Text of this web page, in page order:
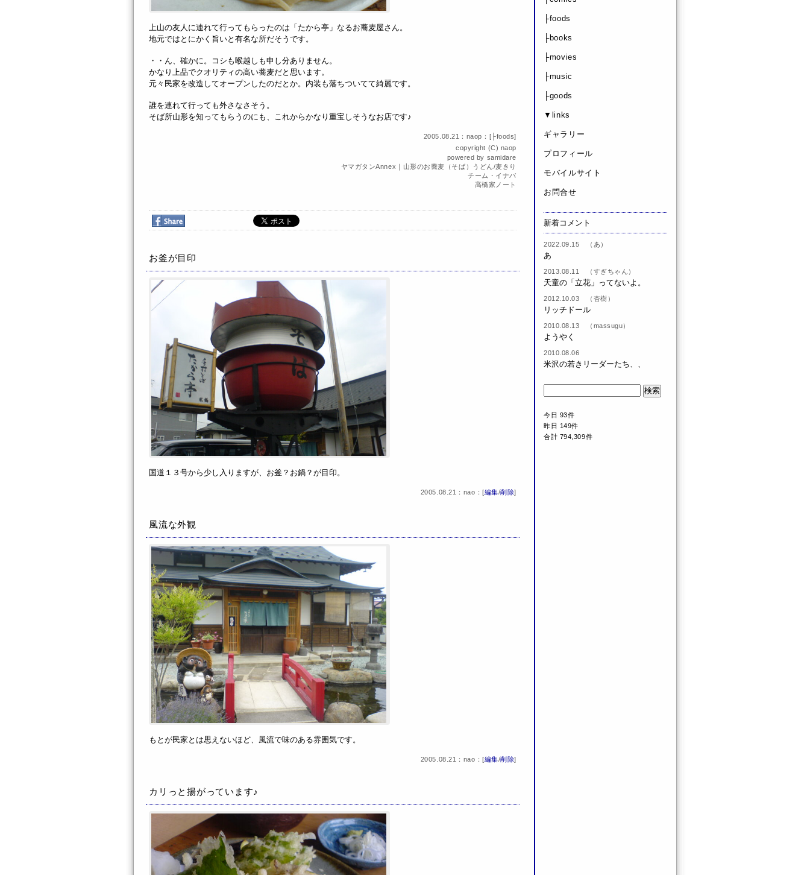
上山の友人に連れて行ってもらったのは「たから亭」なるお蕎麦屋さん。
地元ではとにかく旨いと有名な所だそうです。
・・ん、確かに。コシも喉越しも申し分ありません。
かなり上品でクオリティの高い蕎麦だと思います。
元々民家を改造してオープンしたのだとか。内装も落ちついてて綺麗です。
誰を連れて行っても外さなさそう。
そば所山形を知ってもらうのにも、これからかなり重宝しそうなお店です♪
2005.08.21：naop：[ ├foods]
copyright (C) naop
powered by samidare
ヤマガタンAnnex｜山形のお蕎麦（そば）うどん/麦きり
チーム・イナバ
高橋家ノート
お釜が目印
国道１３号から少し入りますが、お釜？お鍋？が目印。
2005.08.21：nao：[編集/削除]
風流な外観
もとが民家とは思えないほど、風流で味のある雰囲気です。
2005.08.21：nao：[編集/削除]
カリっと揚がっています♪
├foods
├books
├movies
├music
├goods
▼links
ギャラリー
プロフィール
モバイルサイト
お問合せ
新着コメント
2022.09.15 （あ）
あ
2013.08.11 （すぎちゃん）
天童の「立花」ってないよ。
2012.10.03 （杏樹）
リッチドール
2010.08.13 （massugu）
ようやく
2010.08.06
米沢の若きリーダーたち、、
今日 93件
昨日 149件
合計 794,309件